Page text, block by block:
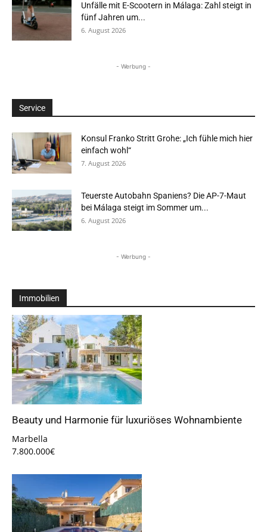
Unfälle mit E-Scootern in Málaga: Zahl steigt in
fünf Jahren um...
6. August 2026
- Werbung -
Service
Konsul Franko Stritt Grohe: „Ich fühle mich hier
einfach wohl“
7. August 2026
Teuerste Autobahn Spaniens? Die AP-7-Maut
bei Málaga steigt im Sommer um...
6. August 2026
- Werbung -
Immobilien
Beauty und Harmonie für luxuriöses Wohnambiente
Marbella
7.800.000€